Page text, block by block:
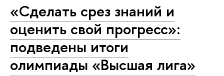
«Сделать срез знаний и
оценить свой прогресс»:
подведены итоги
олимпиады «Высшая лига»